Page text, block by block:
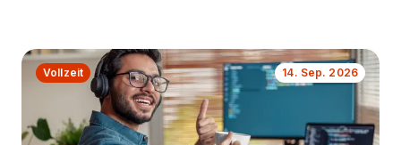
14. Sep. 2026
Vollzeit